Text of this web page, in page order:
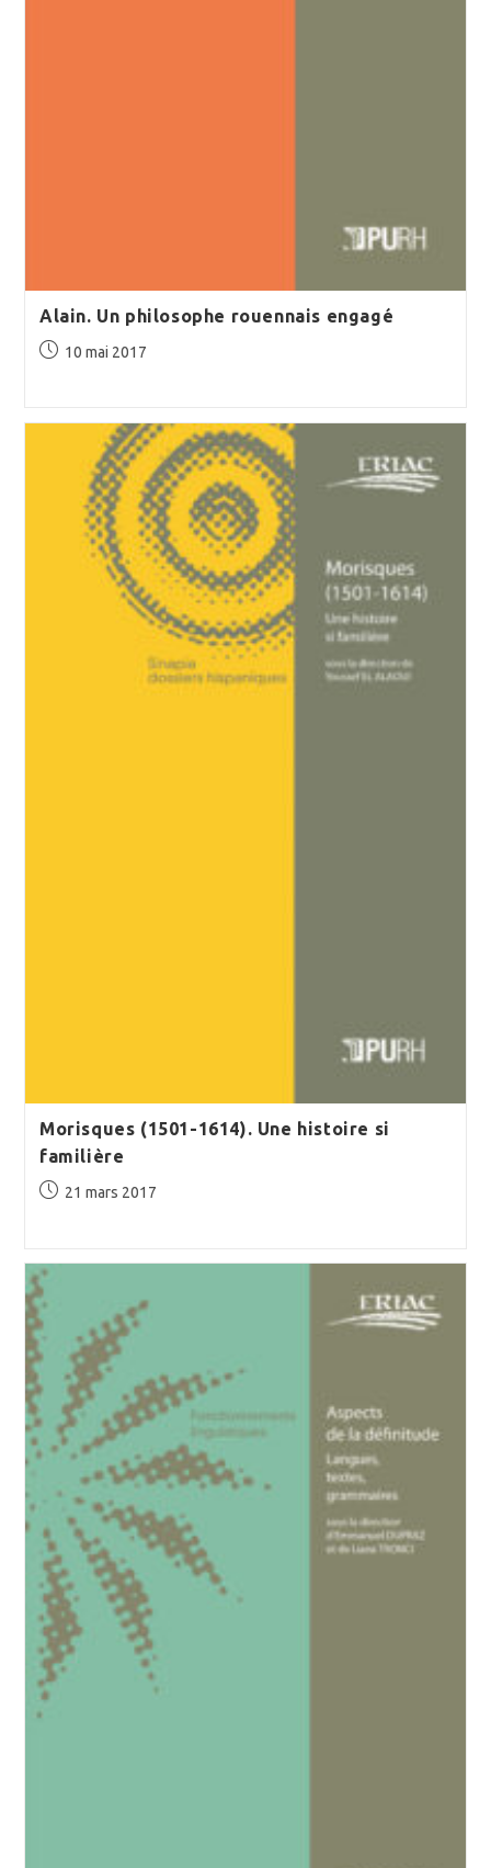
Alain. Un philosophe rouennais engagé
Publication
10 mai 2017
Morisques (1501-1614). Une histoire si
familière
Publication
21 mars 2017